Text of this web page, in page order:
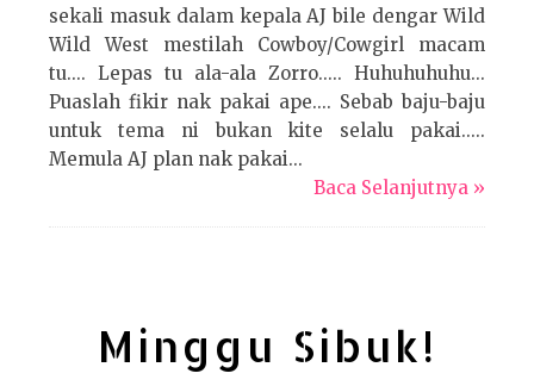
sekali masuk dalam kepala AJ bile dengar Wild
Wild West mestilah Cowboy/Cowgirl macam
tu.... Lepas tu ala-ala Zorro..... Huhuhuhuhu...
Puaslah fikir nak pakai ape.... Sebab baju-baju
untuk tema ni bukan kite selalu pakai.....
Memula AJ plan nak pakai...
Baca Selanjutnya »
Minggu Sibuk!